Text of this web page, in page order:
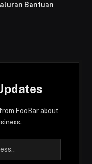
Bantuan
FooBar about